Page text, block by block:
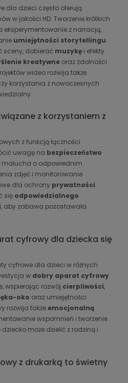
dla dzieci często oferują
w jakości HD. Tworzenie krótkich
z narracją,
umiejętności storytellingu.
sceny, dobierać muzykę i efekty
kreatywne oraz zdolności
wideo rozwija także
korzystania z nowoczesnych
z korzystaniem z
z funkcją łączności
uwagę na bezpieczeństwo
malucha o odpowiednim
zdjęć i monitorowanie
dla ochrony prywatności.
się odpowiedzialnego
, aby zabawa pozostawała
cyfrowy dla dziecka się
cyfrowe dla dzieci w różnych
w dobry aparat cyfrowy
wspierając rozwój cierpliwości,
oko oraz umiejętności
rozwija także emocjonalną
wspomnień i tworzenie
może dzielić z rodziną i
z drukarką to świetny